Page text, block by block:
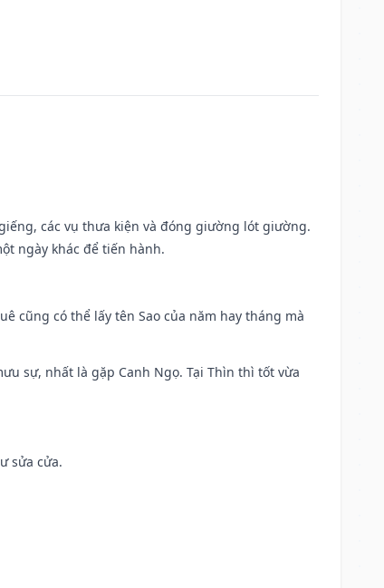
các vụ thưa kiện và đóng giường lót giường.
ngày khác để tiến hành.
cũng có thể lấy tên Sao của năm hay tháng mà
sự, nhất là gặp Canh Ngọ. Tại Thìn thì tốt vừa
sửa cửa.